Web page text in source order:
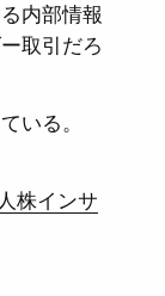
内部情報
取引だろ
いる。
株インサ